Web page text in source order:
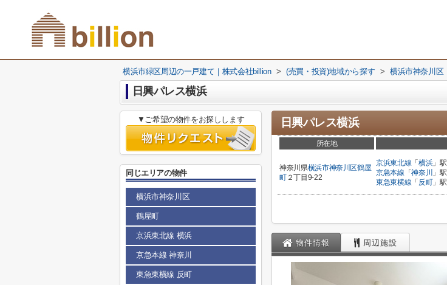
横浜市緑区周辺の一戸建て｜株式会社billion > (売買・投資)地域から探す > 横浜市神奈川区
日興パレス横浜
日興パレス横浜
所在地
神奈川県横浜市神奈川区鶴屋
町２丁目9-22
京浜東北線 「 横浜」
京急本線 「神奈川 」
東急東横線 「 反町」
物件情報 周辺施設
▼ご希望の物件をお探しします
同じエリアの物件
横浜市神奈川区
鶴屋町
京浜東北線 横浜
京急本線 神奈川
東急東横線 反町